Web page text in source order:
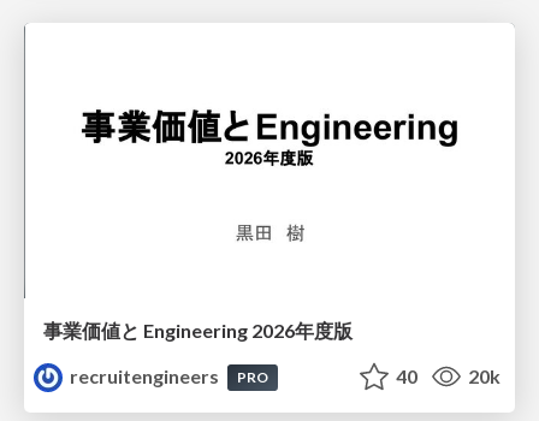
事業価値と Engineering 2026年度版
recruitengineers
PRO 40 20k